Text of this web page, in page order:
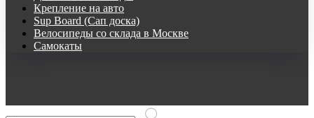
Крепление на авто
Sup Board (Сап доска)
Велосипеды со склада в Москве
Самокаты